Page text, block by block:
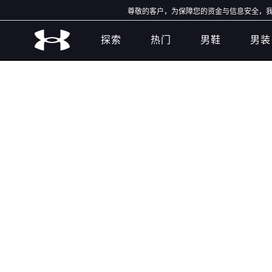
尊敬的客户，为保障您的资金与信息安全，
探索 热门 男鞋 男装